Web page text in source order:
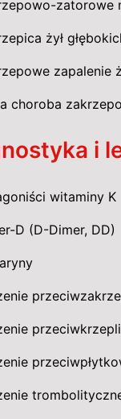
zatorowe
żył
zapalenie
choroba
i
witaminy K
D (D-Dimer, DD)